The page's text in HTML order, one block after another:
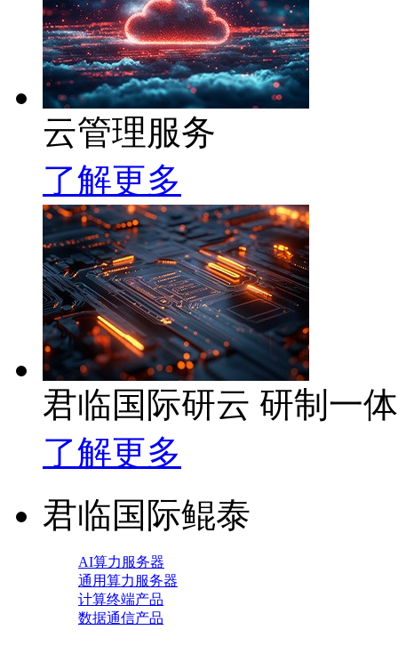
云管理服务
了解更多
君临国际研云 研制一
了解更多
君临国际鲲泰
AI算力服务器
通用算力服务器
计算终端产品
数据通信产品